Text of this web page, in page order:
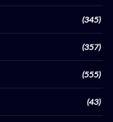
(345)
(357)
(555)
(43)